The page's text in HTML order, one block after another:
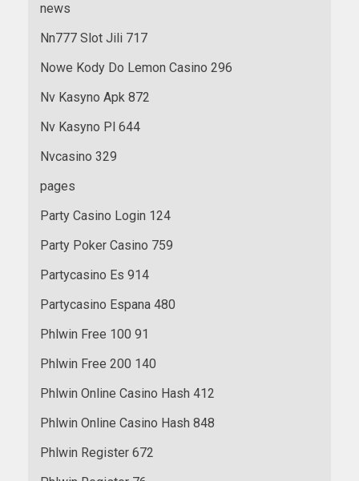
news
Nn777 Slot Jili 717
Nowe Kody Do Lemon Casino 296
Nv Kasyno Apk 872
Nv Kasyno Pl 644
Nvcasino 329
pages
Party Casino Login 124
Party Poker Casino 759
Partycasino Es 914
Partycasino Espana 480
Phlwin Free 100 91
Phlwin Free 200 140
Phlwin Online Casino Hash 412
Phlwin Online Casino Hash 848
Phlwin Register 672